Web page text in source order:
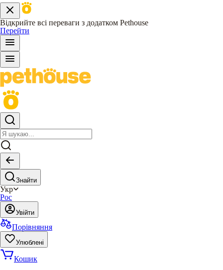
Відкрийте всі переваги з додатком Pethouse
Перейти
Знайти
Укр
Рос
Увійти
Порівняння
Улюблені
Кошик